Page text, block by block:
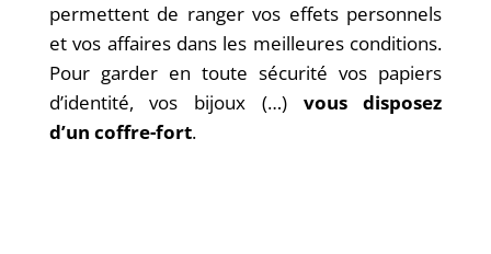
permettent de ranger vos effets personnels
et vos affaires dans les meilleures conditions.
Pour garder en toute sécurité vos papiers
d’identité, vos bijoux (…) vous disposez
d’un coffre-fort.